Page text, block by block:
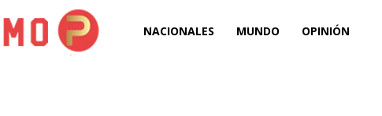
Puro NACIONALES MUNDO OPINIÓN